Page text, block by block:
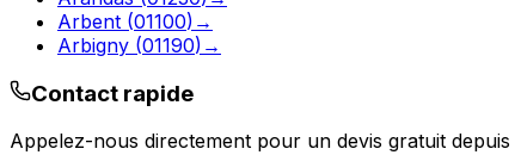
Arbent (01100) →
Arbigny (01190) →
Contact rapide
Appelez-nous directement pour un devis gratuit depuis